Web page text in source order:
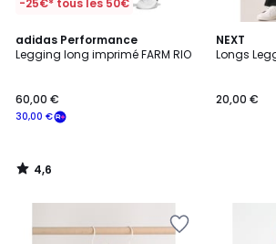
-25€* tous les 50€
adidas Performance
Legging long imprimé FARM RIO
30,00 €
60,00 €
4,6
/ 5
4,6
/
NEXT
Longs
20,00 €